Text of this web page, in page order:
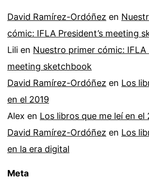
David Ramírez-Ordóñez en
cómic: IFLA President’s meeting
Lili en Nuestro primer cómic: IFLA
meeting sketchbook
David Ramírez-Ordóñez en Los
en el 2019
Alex en Los libros que me leí en el
David Ramírez-Ordóñez en Los
en la era digital
Meta